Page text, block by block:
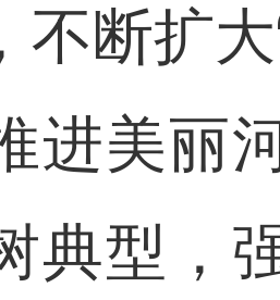
不断扩
进美丽
典型，